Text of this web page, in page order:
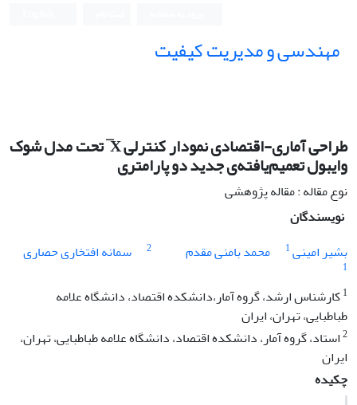
مهندسی و مدیریت کیفیت
طراحی آماری-اقتصادی نمودار کنترلی X ̅ تحت مدل شوک
وایبول تعمیم‌یافته‌ی جدید دو پارامتری
نوع مقاله : مقاله پژوهشی
نویسندگان
بشیر امینی1 محمد بامنی مقدم 2 سمانه افتخاری حصاری
1
1کارشناس ارشد، گروه آمار،دانشکده اقتصاد، دانشگاه علامه
طباطبایی، تهران، ایران
2استاد، گروه آمار، دانشکده اقتصاد، دانشگاه علامه طباطبایی، تهران،
ایران
چکیده